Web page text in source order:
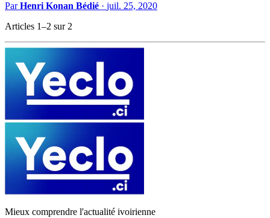
ParHenri Konan Bédié · juil. 25, 2020
Articles 1–2 sur 2
Mieux comprendre l'actualité ivoirienne